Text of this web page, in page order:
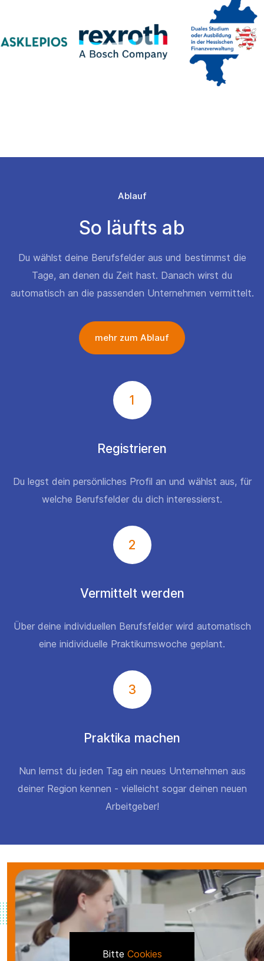
Ablauf
So läufts ab
Du wählst deine Berufsfelder aus und bestimmst die
Tage, an denen du Zeit hast. Danach wirst du
automatisch an die passenden Unternehmen vermittelt.
mehr zum Ablauf
1
Registrieren
Du legst dein persönliches Profil an und wählst aus, für
welche Berufsfelder du dich interessierst.
2
Vermittelt werden
Über deine individuellen Berufsfelder wird automatisch
eine inidividuelle Praktikumswoche geplant.
3
Praktika machen
Nun lernst du jeden Tag ein neues Unternehmen aus
deiner Region kennen - vielleicht sogar deinen neuen
Arbeitgeber!
Bitte Cookies